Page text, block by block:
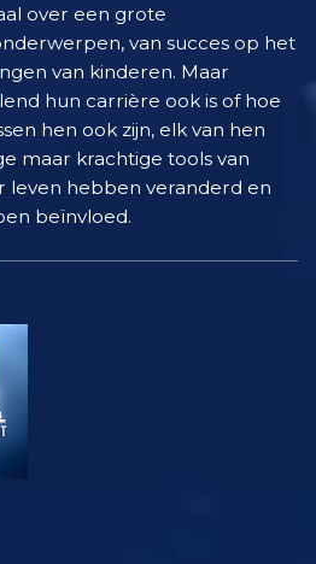
over een grote
van succes op het
van kinderen. Maar
hun carrière ook is of hoe
hen ook zijn, elk van hen
maar krachtige tools van
leven hebben veranderd en
beïnvloed.